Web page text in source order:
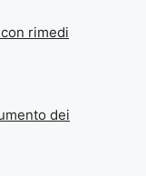
rimedi
dei